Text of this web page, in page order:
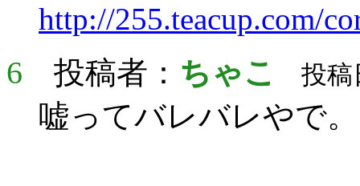
http://255.teacup.com/
6 投稿者： ちゃこ 投稿
嘘ってバレバレやで。